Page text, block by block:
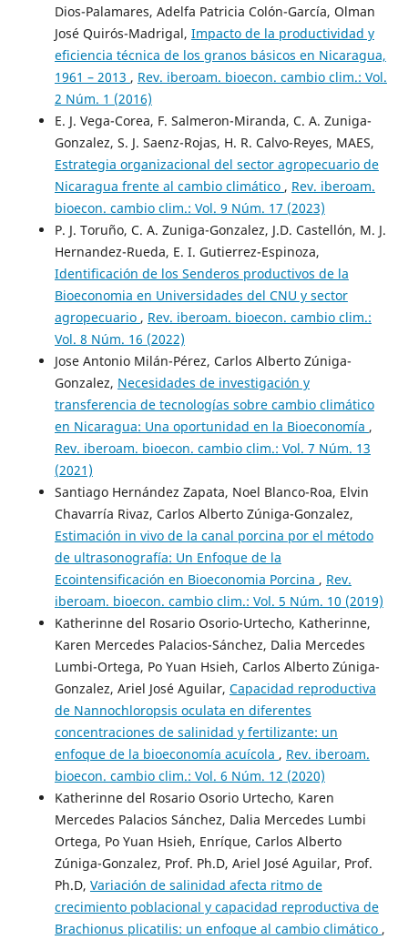
Dios-Palamares, Adelfa Patricia Colón-García, Olman
José Quirós-Madrigal, Impacto de la productividad y
eficiencia técnica de los granos básicos en Nicaragua,
1961 – 2013 , Rev. iberoam. bioecon. cambio clim.: Vol.
2 Núm. 1 (2016)
E. J. Vega-Corea, F. Salmeron-Miranda, C. A. Zuniga-
Gonzalez, S. J. Saenz-Rojas, H. R. Calvo-Reyes, MAES,
Estrategia organizacional del sector agropecuario de
Nicaragua frente al cambio climático , Rev. iberoam.
bioecon. cambio clim.: Vol. 9 Núm. 17 (2023)
P. J. Toruño, C. A. Zuniga-Gonzalez, J.D. Castellón, M. J.
Hernandez-Rueda, E. I. Gutierrez-Espinoza,
Identificación de los Senderos productivos de la
Bioeconomia en Universidades del CNU y sector
agropecuario , Rev. iberoam. bioecon. cambio clim.:
Vol. 8 Núm. 16 (2022)
Jose Antonio Milán-Pérez, Carlos Alberto Zúniga-
Gonzalez, Necesidades de investigación y
transferencia de tecnologías sobre cambio climático
en Nicaragua: Una oportunidad en la Bioeconomía ,
Rev. iberoam. bioecon. cambio clim.: Vol. 7 Núm. 13
(2021)
Santiago Hernández Zapata, Noel Blanco-Roa, Elvin
Chavarría Rivaz, Carlos Alberto Zúniga-Gonzalez,
Estimación in vivo de la canal porcina por el método
de ultrasonografía: Un Enfoque de la
Ecointensificación en Bioeconomia Porcina , Rev.
iberoam. bioecon. cambio clim.: Vol. 5 Núm. 10 (2019)
Katherinne del Rosario Osorio-Urtecho, Katherinne,
Karen Mercedes Palacios-Sánchez, Dalia Mercedes
Lumbi-Ortega, Po Yuan Hsieh, Carlos Alberto Zúniga-
Gonzalez, Ariel José Aguilar, Capacidad reproductiva
de Nannochloropsis oculata en diferentes
concentraciones de salinidad y fertilizante: un
enfoque de la bioeconomía acuícola , Rev. iberoam.
bioecon. cambio clim.: Vol. 6 Núm. 12 (2020)
Katherinne del Rosario Osorio Urtecho, Karen
Mercedes Palacios Sánchez, Dalia Mercedes Lumbi
Ortega, Po Yuan Hsieh, Enríque, Carlos Alberto
Zúniga-Gonzalez, Prof. Ph.D, Ariel José Aguilar, Prof.
Ph.D, Variación de salinidad afecta ritmo de
crecimiento poblacional y capacidad reproductiva de
Brachionus plicatilis: un enfoque al cambio climático ,